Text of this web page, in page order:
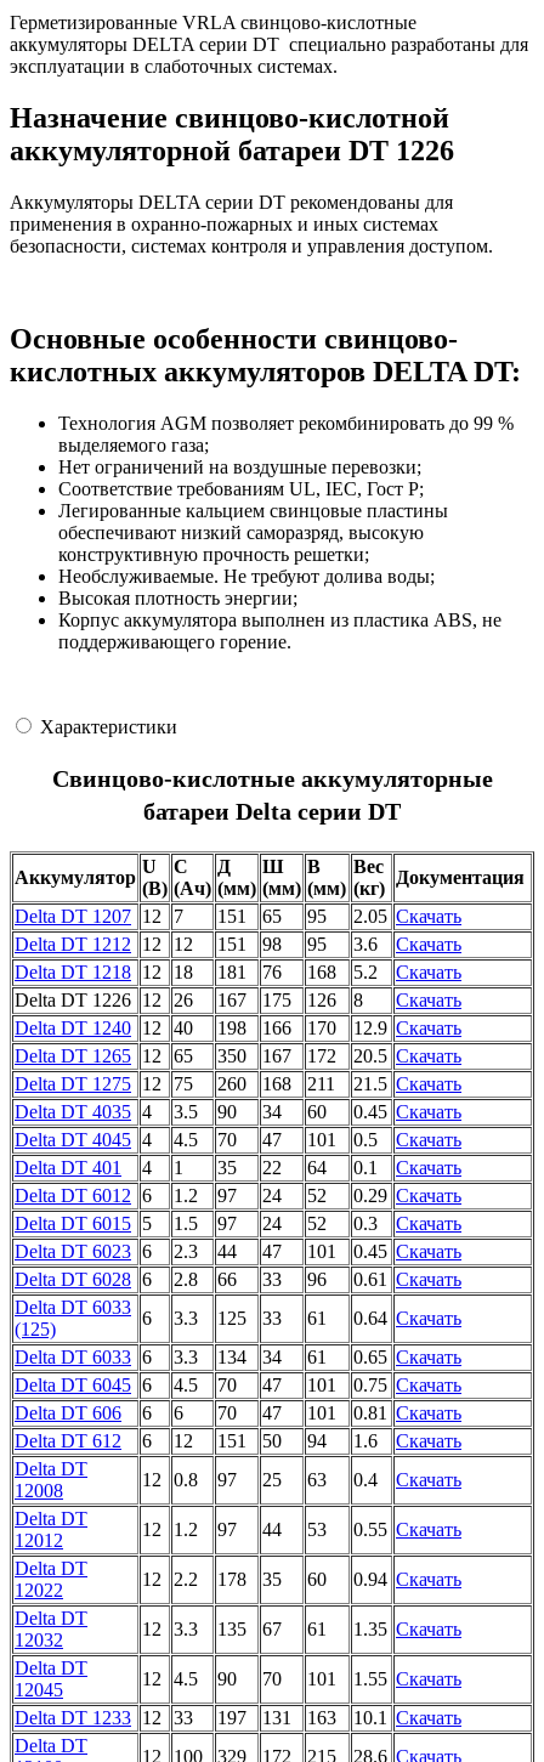
Герметизированные VRLA свинцово-кислотные
аккумуляторы DELTA серии DT специально разработаны для
эксплуатации в слаботочных системах.
Назначение свинцово-кислотной
аккумуляторной батареи DT 1226
Аккумуляторы DELTA серии DT рекомендованы для
применения в охранно-пожарных и иных системах
безопасности, системах контроля и управления доступом.
Основные особенности свинцово-
кислотных аккумуляторов DELTA DT:
Технология AGM позволяет рекомбинировать до 99 %
выделяемого газа;
Нет ограничений на воздушные перевозки;
Соответствие требованиям UL, IEC, Гост P;
Легированные кальцием свинцовые пластины
обеспечивают низкий саморазряд, высокую
конструктивную прочность решетки;
Необслуживаемые. Не требуют долива воды;
Высокая плотность энергии;
Корпус аккумулятора выполнен из пластика ABS, не
поддерживающего горение.
Характеристики
Свинцово-кислотные аккумуляторные
батареи Delta серии DT
Аккумулятор
U
(В)
C
(Ач)
Д
(мм)
Ш
(мм)
В
(мм)
Вес
(кг)
Документация
Delta DT 1207 12 7 151 65 95 2.05 Скачать
Delta DT 1212
12 12 151 98 95 3.6
Скачать
Delta DT 1218 12 18 181 76 168 5.2
Скачать
Delta DT 1226 12 26 167 175 126 8
Скачать
Delta DT 1240 12 40 198 166 170 12.9 Скачать
Delta DT 1265 12 65 350 167 172 20.5 Скачать
Delta DT 1275 12 75 260 168 211 21.5 Скачать
Delta DT 4035 4 3.5 90 34 60 0.45 Скачать
Delta DT 4045 4 4.5 70 47 101 0.5
Скачать
Delta DT 401
4 1 35 22 64 0.1
Скачать
Delta DT 6012 6 1.2 97 24 52 0.29 Скачать
Delta DT 6015 5 1.5 97 24 52 0.3
Скачать
Delta DT 6023 6 2.3 44 47 101 0.45 Скачать
Delta DT 6028 6 2.8 66 33 96 0.61 Скачать
Delta DT 6033
(125)
6 3.3 125 33 61 0.64 Скачать
Delta DT 6033 6 3.3 134 34 61 0.65 Скачать
Delta DT 6045 6 4.5 70 47 101 0.75 Скачать
Delta DT 606
6 6 70 47 101 0.81 Скачать
Delta DT 612
6 12 151 50 94 1.6
Скачать
Delta DT
12008
12 0.8 97 25 63 0.4
Скачать
Delta DT
12012
12 1.2 97 44 53 0.55 Скачать
Delta DT
12022
12 2.2 178 35 60 0.94 Скачать
Delta DT
12032
12 3.3 135 67 61 1.35 Скачать
Delta DT
12045
12 4.5 90 70 101 1.55 Скачать
Delta DT 1233 12 33 197 131 163 10.1 Скачать
Delta DT
12 100 329 172 215 28.6 Скачать